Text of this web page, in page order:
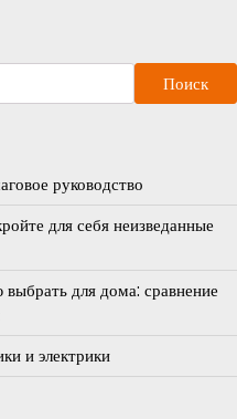
Поиск
руководство
для себя неизведанные
для дома: сравнение
и электрики